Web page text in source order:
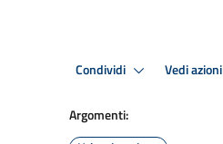
Condividi Vedi azioni
Argomenti: